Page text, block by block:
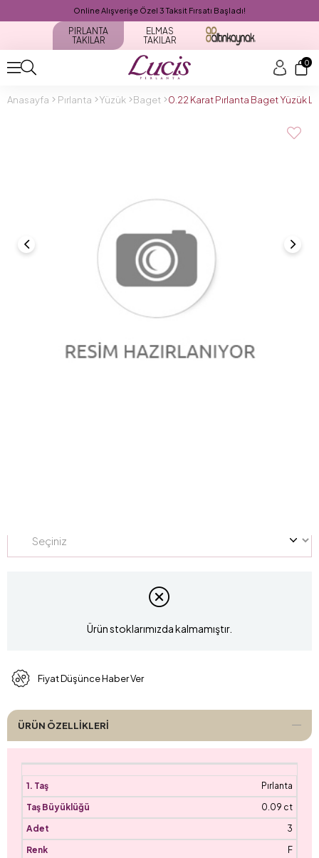
Online Alışverişe Özel 3 Taksit Fırsatı Başladı!
PIRLANTA
TAKILAR
ELMAS
TAKILAR
0
Anasayfa Pırlanta Yüzük Baget 0.22 Karat Pırlanta Baget Yüzük
Ürün stoklarımızda kalmamıştır.
Fiyat Düşünce Haber Ver
ÜRÜN ÖZELLIKLERI
Pırlanta
0.09 ct
3
F